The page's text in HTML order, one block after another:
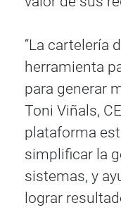
“La cartelería
herramienta
para generar
Toni Viñals,
plataforma
simplificar la
sistemas, y
lograr